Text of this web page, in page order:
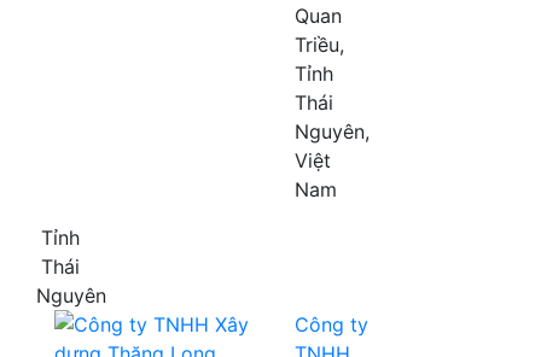
Quan
Triều,
Tỉnh
Thái
Nguyên,
Việt
Nam
Tỉnh
Thái
Nguyên
Công ty